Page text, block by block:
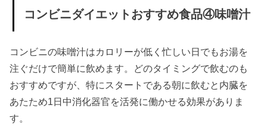
おやつ
のチョ
コレー
ト
コンビニダイエットおすすめ食品④味噌汁
コンビニの味噌汁はカロリーが低く忙しい日でもお湯を
注ぐだけで簡単に飲めます。どのタイミングで飲むのも
おすすめですが、特にスタートである朝に飲むと内臓を
あたため1日中消化器官を活発に働かせる効果がありま
す。